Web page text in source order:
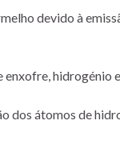
devido à
enxofre, hidrogénio
dos átomos de